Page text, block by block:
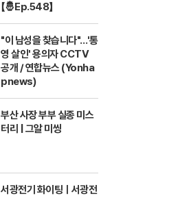
【🤴Ep.548】
"이 남성을 찾습니다"…'통
영 살인' 용의자 CCTV
공개 / 연합뉴스 (Yonha
pnews)
부산 사장 부부 실종 미스
터리 | 그알 미씽
서광전기 화이팅ㅣ서광전